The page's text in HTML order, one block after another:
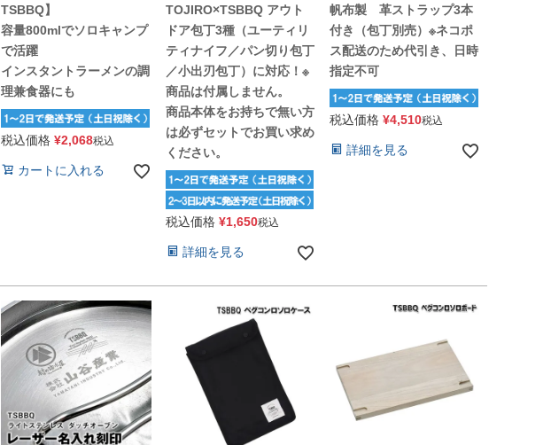
TSBBQ】
容量800mlでソロキャンプ
で活躍
インスタントラーメンの調
理兼食器にも
税込価格 ¥2,068税込
カートに入れる
TOJIRO×TSBBQ アウト
ドア包丁3種（ユーティリ
ティナイフ／パン切り包丁
／小出刃包丁）に対応！※
商品は付属しません。
商品本体をお持ちで無い方
は必ずセットでお買い求め
ください。
税込価格 ¥1,650税込
詳細を見る
帆布製 革ストラップ3本
付き（包丁別売）※ネコポ
ス配送のため代引き、日時
指定不可
税込価格 ¥4,510税込
詳細を見る